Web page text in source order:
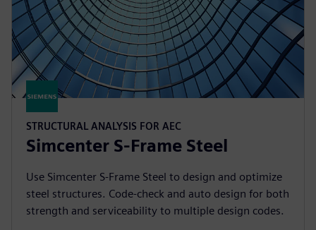
STRUCTURAL ANALYSIS FOR AEC
Simcenter S-Frame Steel
Use Simcenter S-Frame Steel to design and optimize
steel structures. Code-check and auto design for both
strength and serviceability to multiple design codes.